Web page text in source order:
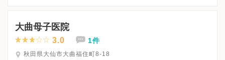
大曲母子医院
3.0 1件
秋田県大仙市大曲福住町8-18